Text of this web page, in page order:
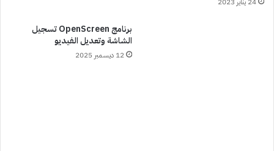
برنامج OpenScreen تسجيل
الشاشة وتعديل الفيديو
12 ديسمبر 2025